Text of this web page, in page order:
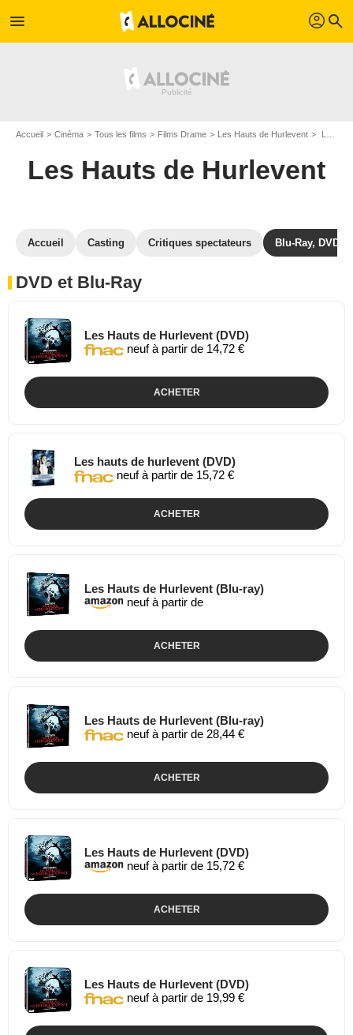
menu profil search
Accueil Cinéma Tous les films Films Drame Les Hauts de Hurlevent Les Hauts de Hurlevent en DVD Blu Ray
Les Hauts de Hurlevent
Accueil Casting Critiques spectateurs Blu-Ray, DVD
DVD et Blu-Ray
Les Hauts de Hurlevent (DVD)
neuf à partir de 14,72 €
ACHETER
Les hauts de hurlevent (DVD)
neuf à partir de 15,72 €
ACHETER
Les Hauts de Hurlevent (Blu-ray)
neuf à partir de
ACHETER
Les Hauts de Hurlevent (Blu-ray)
neuf à partir de 28,44 €
ACHETER
Les Hauts de Hurlevent (DVD)
neuf à partir de 15,72 €
ACHETER
Les Hauts de Hurlevent (DVD)
neuf à partir de 19,99 €